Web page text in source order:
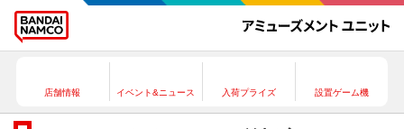
店舗情報 イベント&ニュース 入荷プライズ 設置ゲーム機